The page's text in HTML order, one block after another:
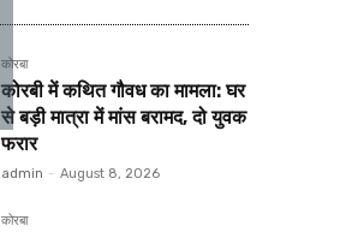
कोरबा
कोरबी में कथित गौवध का मामला: घर
से बड़ी मात्रा में मांस बरामद, दो युवक
फरार
admin - August 8, 2026
कोरबा